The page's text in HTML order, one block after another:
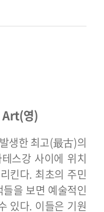
Art(영)
생한 최고(最古)의
스강 사이에 위치
킨다. 최초의 주민
을 보면 예술적인
있다. 이들은 기원